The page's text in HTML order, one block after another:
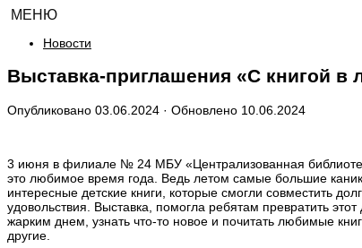
МЕНЮ
Новости
Выставка-приглашения «С книгой в
Опубликовано 03.06.2024 · Обновлено 10.06.2024
3 июня в филиале № 24 МБУ «Централизованная
это любимое время года. Ведь летом самые большие
интересные детские книги, которые смогли совместить
удовольствия. Выставка, помогла ребятам превратить
жарким днем, узнать что-то новое и почитать любимые
другие.